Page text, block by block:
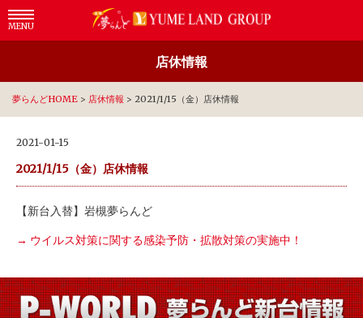
MENU
店休情報
夢らんどHOME > 店休情報 > 2021/1/15（金）店休情報
2021-01-15
2021/1/15（金）店休情報
【新台入替】岩槻夢らんど
→ ウイルス対策に関する感染予防・拡散対策の実施中！